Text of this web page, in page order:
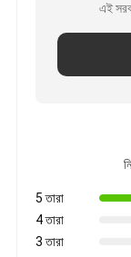
এই
5 তারা
4 তারা
3 তারা